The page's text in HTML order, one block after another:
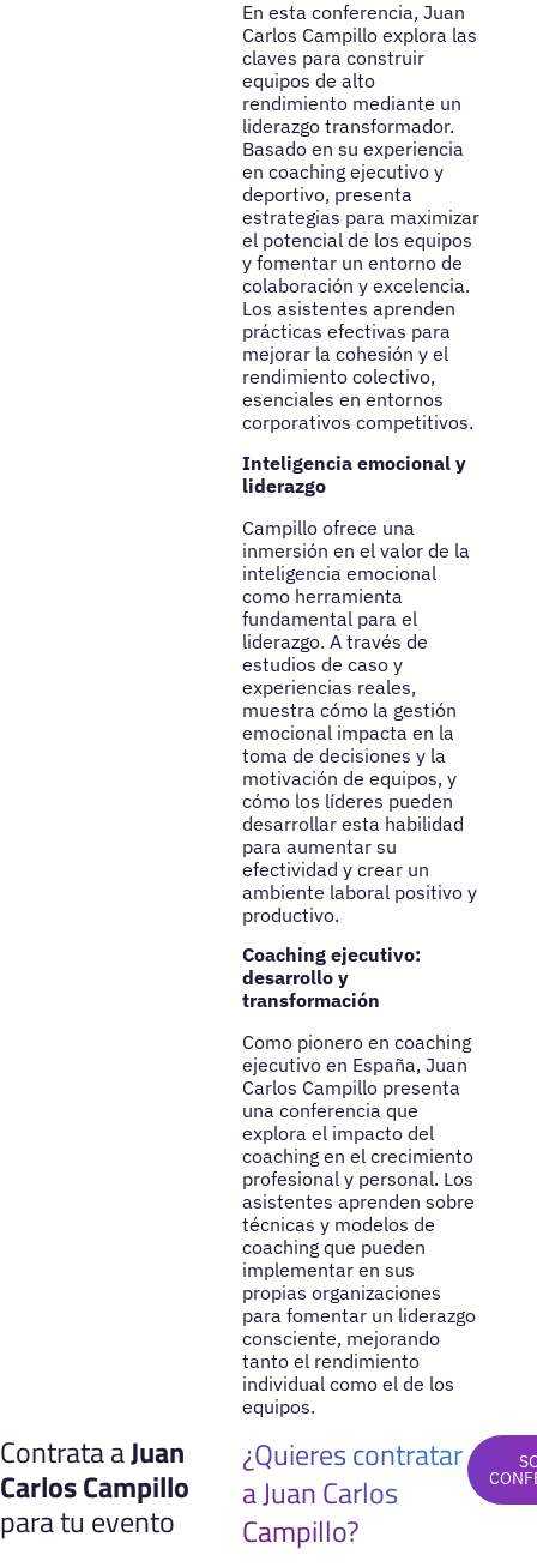
En esta conferencia, Juan
Carlos Campillo explora las
claves para construir
equipos de alto
rendimiento mediante un
liderazgo transformador.
Basado en su experiencia
en coaching ejecutivo y
deportivo, presenta
estrategias para maximizar
el potencial de los equipos
y fomentar un entorno de
colaboración y excelencia.
Los asistentes aprenden
prácticas efectivas para
mejorar la cohesión y el
rendimiento colectivo,
esenciales en entornos
corporativos competitivos.
Inteligencia emocional y
liderazgo
Campillo ofrece una
inmersión en el valor de la
inteligencia emocional
como herramienta
fundamental para el
liderazgo. A través de
estudios de caso y
experiencias reales,
muestra cómo la gestión
emocional impacta en la
toma de decisiones y la
motivación de equipos, y
cómo los líderes pueden
desarrollar esta habilidad
para aumentar su
efectividad y crear un
ambiente laboral positivo y
productivo.
Coaching ejecutivo:
desarrollo y
transformación
Como pionero en coaching
ejecutivo en España, Juan
Carlos Campillo presenta
una conferencia que
explora el impacto del
coaching en el crecimiento
profesional y personal. Los
asistentes aprenden sobre
técnicas y modelos de
coaching que pueden
implementar en sus
propias organizaciones
para fomentar un liderazgo
consciente, mejorando
tanto el rendimiento
individual como el de los
equipos.
Contrata aJuan
Carlos Campillo
para tu evento
¿Quieres contratar
a Juan Carlos
Campillo?